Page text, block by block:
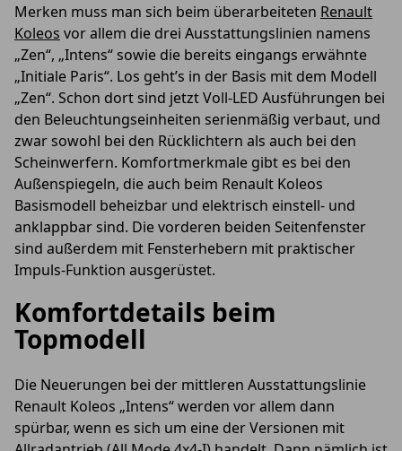
Merken muss man sich beim überarbeiteten Renault
Koleos vor allem die drei Ausstattungslinien namens
„Zen“, „Intens“ sowie die bereits eingangs erwähnte
„Initiale Paris“. Los geht’s in der Basis mit dem Modell
„Zen“. Schon dort sind jetzt Voll-LED Ausführungen bei
den Beleuchtungseinheiten serienmäßig verbaut, und
zwar sowohl bei den Rücklichtern als auch bei den
Scheinwerfern. Komfortmerkmale gibt es bei den
Außenspiegeln, die auch beim Renault Koleos
Basismodell beheizbar und elektrisch einstell- und
anklappbar sind. Die vorderen beiden Seitenfenster
sind außerdem mit Fensterhebern mit praktischer
Impuls-Funktion ausgerüstet.
Komfortdetails beim
Topmodell
Die Neuerungen bei der mittleren Ausstattungslinie
Renault Koleos „Intens“ werden vor allem dann
spürbar, wenn es sich um eine der Versionen mit